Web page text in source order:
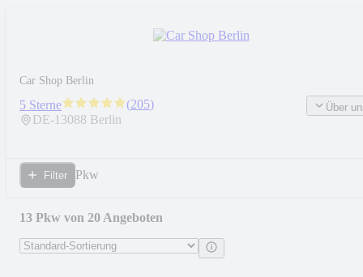
Car Shop Berlin
5 Sterne (205)
DE-13088 Berlin
Über
Filter Pkw
13 Pkw von 20 Angeboten